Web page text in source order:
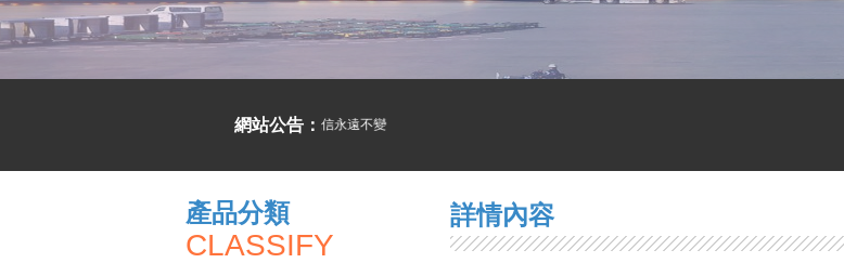
網站公告：
誠信為本，市場永遠在變，誠信永遠不變
產品分類
CLASSIFY
詳情內容